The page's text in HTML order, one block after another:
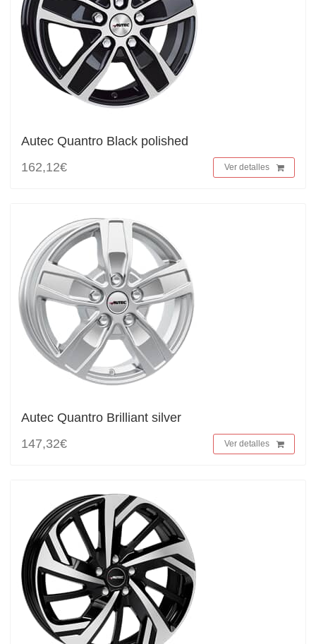
Autec Quantro Black polished
162,12€
Ver detalles
Autec Quantro Brilliant silver
147,32€
Ver detalles